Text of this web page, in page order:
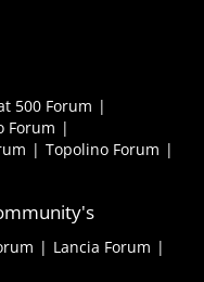
500 Forum
Forum
Topolino Forum
Lancia Forum